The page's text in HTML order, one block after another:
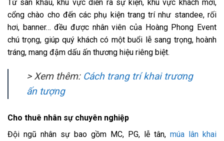
Từ sân khấu, khu vực diễn ra sự kiện, khu vực khách mời,
cổng chào cho đến các phụ kiện trang trí như standee, rối
hơi, banner… đều được nhân viên của Hoàng Phong Event
chú trọng, giúp quý khách có một buổi lễ sang trọng, hoành
tráng, mang đậm dấu ấn thương hiệu riêng biệt.
> Xem thêm: Cách trang trí khai trương
ấn tượng
Cho thuê nhân sự chuyên nghiệp
Đội ngũ nhân sự bao gồm MC, PG, lễ tân, múa lân khai